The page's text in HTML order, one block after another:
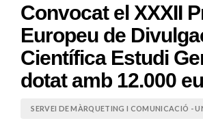
Convocat el XXXII
Europeu de
Científica Estudi
dotat amb 12.000
SERVEI DE MÀRQUETING I COMUNICACIÓ -